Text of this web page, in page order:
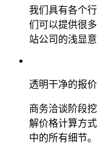
我们具有各个
们可以提供很
站公司的浅显意
透明干净的报
商务洽谈阶段
解价格计算方
中的所有细节。